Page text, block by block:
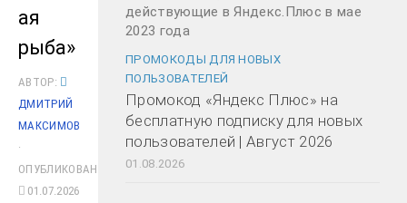
ая
рыба»
АВТОР:
ДМИТРИЙ
МАКСИМОВ
·
ОПУБЛИКОВАНО
01.07.2026
ПРОМОКОДЫ ДЛЯ НОВЫХ
ПОЛЬЗОВАТЕЛЕЙ
Промокод «Яндекс Плюс» на
бесплатную подписку для новых
пользователей | Август 2026
01.08.2026